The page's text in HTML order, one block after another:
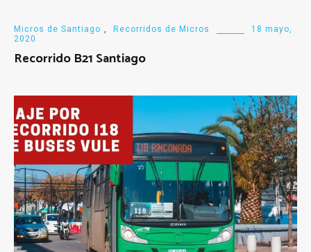
Micros de Santiago Recorridos de Micros
18 mayo,
2020
Recorrido B21 Santiago